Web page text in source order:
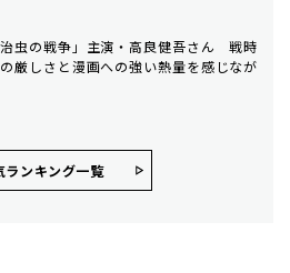
治虫の戦争」主演・高良健吾さん 戦時
厳しさと漫画への強い熱量を感じなが
ランキング⼀覧